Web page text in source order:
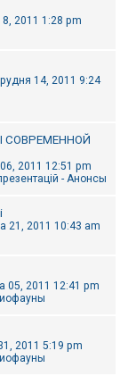
2011 1:28 pm
14, 2011 9:24
СОВРЕМЕННОЙ
06, 2011 12:51 pm
- Анонсы
21, 2011 10:43 am
05, 2011 12:41 pm
2011 5:19 pm